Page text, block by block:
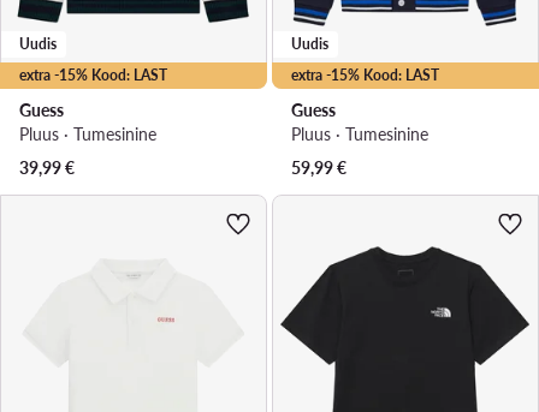
extra -15% Kood: LAST
Uudis
Guess
Pluus · Tumesinine
39,99€
extra -15% Kood: LAST
Uudis
Guess
Pluus · Tumesinine
59,99€